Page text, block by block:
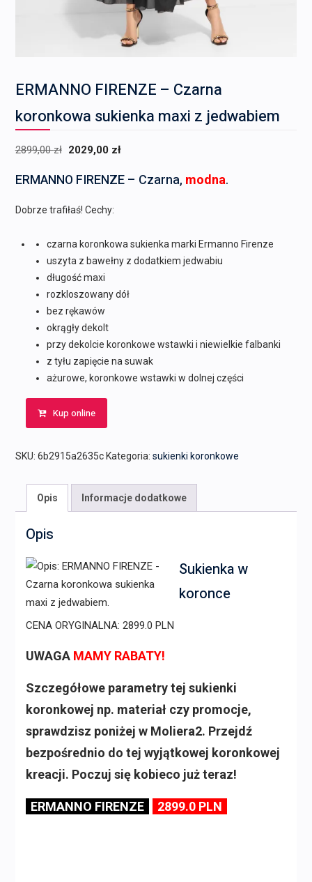
ERMANNO FIRENZE – Czarna
koronkowa sukienka maxi z jedwabiem
2899,00zł Pierwotna
wynosiła:
2899,00 zł.
2029,00 zł
wynosi:
ERMANNO FIRENZE – Czarna, modna.
Dobrze trafiłaś! Cechy:
czarna koronkowa sukienka marki Ermanno Firenze
uszyta z bawełny z dodatkiem jedwabiu
długość maxi
rozkloszowany dół
bez rękawów
okrągły dekolt
przy dekolcie koronkowe wstawki i niewielkie falbanki
z tyłu zapięcie na suwak
ażurowe, koronkowe wstawki w dolnej części
Kup online
SKU: 6b2915a2635c Kategoria: sukienki koronkowe
Opis Informacje dodatkowe
Opis
Sukienka w
koronce
CENA ORYGINALNA: 2899.0 PLN
UWAGA MAMY RABATY!
Szczegółowe parametry tej sukienki
koronkowej np. materiał czy promocje,
sprawdzisz poniżej w Moliera2. Przejdź
bezpośrednio do tej wyjątkowej koronkowej
kreacji. Poczuj się kobieco już teraz!
ERMANNO FIRENZE 2899.0 PLN